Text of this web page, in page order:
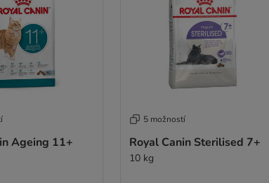
Ageing 11+
5 možností
Royal Canin Sterilised 7+
10 kg